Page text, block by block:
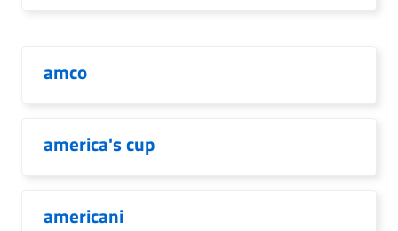
amco
america's cup
americani